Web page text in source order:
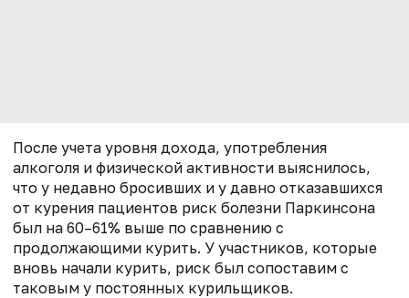
После учета уровня дохода, употребления
алкоголя и физической активности выяснилось,
что у недавно бросивших и у давно отказавшихся
от курения пациентов риск болезни Паркинсона
был на 60–61% выше по сравнению с
продолжающими курить. У участников, которые
вновь начали курить, риск был сопоставим с
таковым у постоянных курильщиков.